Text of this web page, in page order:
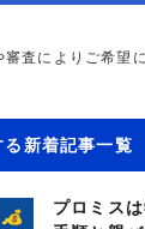
査によりご希望
新着記事一覧
プロミス